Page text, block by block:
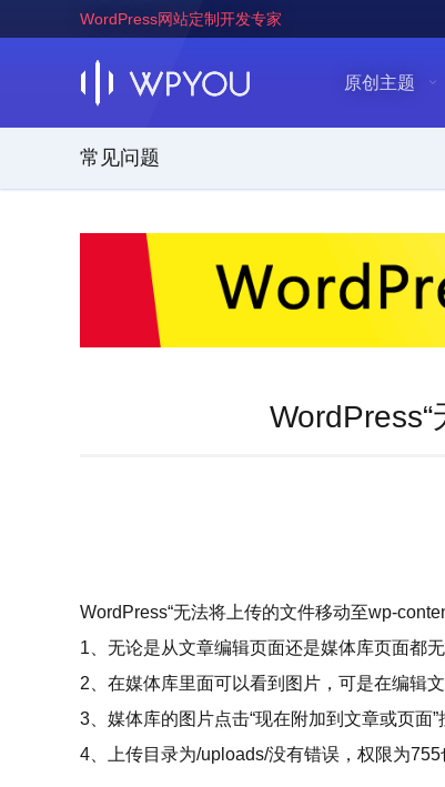
WordPress网站定制开发专家
原创主题
常见问题
WordPress“无法将上传的文件移动至wp-
1、无论是从文章编辑页面还是媒体库页面都无
2、在媒体库里面可以看到图片，可是在编辑
3、媒体库的图片点击“现在附加到文章或页面
4、上传目录为/uploads/没有错误，权限为755